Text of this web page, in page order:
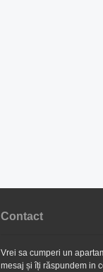
Contact
Vrei sa cumperi un
mesaj și îți răspundem in